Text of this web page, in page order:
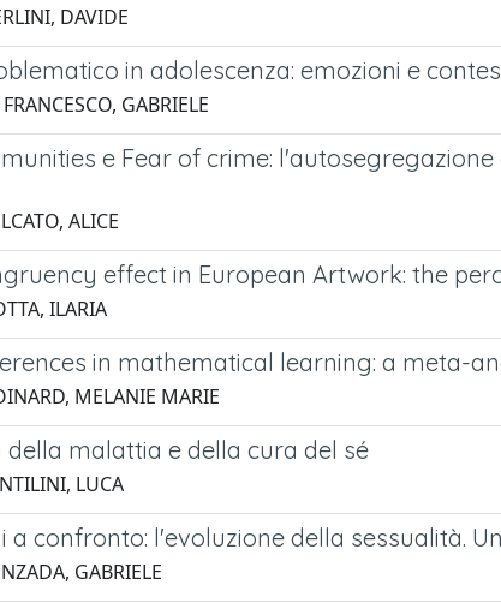
DAVIDE
in adolescenza: emozioni e
GABRIELE
e Fear of crime:
ALICE
effect in European Artwork: the
ILARIA
in mathematical learning: a meta-
MELANIE MARIE
della malattia e della cura del sé
LUCA
a confronto: l'evoluzione della sessualità.
GABRIELE